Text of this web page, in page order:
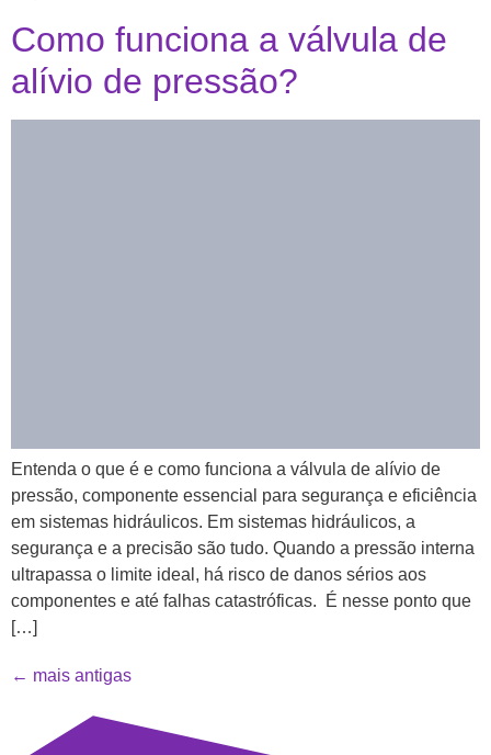
Como funciona a válvula de
alívio de pressão?
Entenda o que é e como funciona a válvula de alívio de
pressão, componente essencial para segurança e eficiência
em sistemas hidráulicos. Em sistemas hidráulicos, a
segurança e a precisão são tudo. Quando a pressão interna
ultrapassa o limite ideal, há risco de danos sérios aos
componentes e até falhas catastróficas. É nesse ponto que
[…]
← mais antigas